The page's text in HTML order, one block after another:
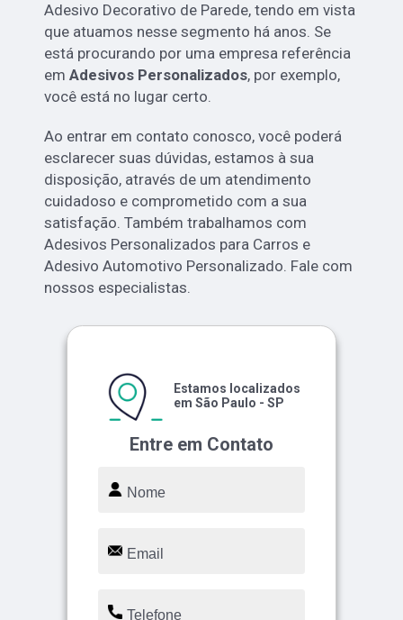
Adesivo Decorativo de Parede, tendo em vista
que atuamos nesse segmento há anos. Se
está procurando por uma empresa referência
emAdesivos Personalizados, por exemplo,
você está no lugar certo.
Ao entrar em contato conosco, você poderá
esclarecer suas dúvidas, estamos à sua
disposição, através de um atendimento
cuidadoso e comprometido com a sua
satisfação. Também trabalhamos com
Adesivos Personalizados para Carros e
Adesivo Automotivo Personalizado. Fale com
nossos especialistas.
Entre em Contato
Estamos localizados
em São Paulo - SP